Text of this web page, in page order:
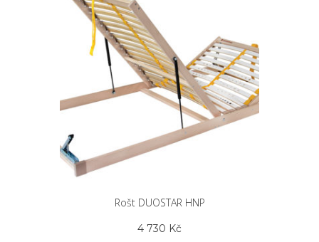
Rošt DUOSTAR HNP
4 730 Kč